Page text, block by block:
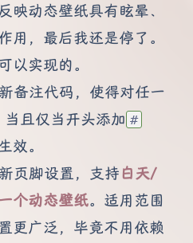
映动态壁纸具有眩晕、
用，最后我还是停了。
以实现的。
备注代码，使得对任一
且仅当开头添加 #
效。
页脚设置，支持白天/
个动态壁纸。适用范围
更广泛，毕竟不用依赖